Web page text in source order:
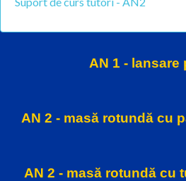
AN 1 - lansare
AN 2 - masă rotundă cu
AN 2 - masă rotundă cu